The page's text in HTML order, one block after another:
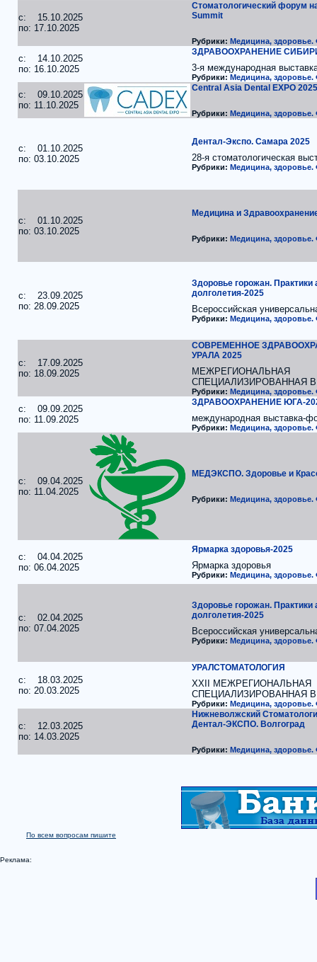
c: 15.10.2025
по: 17.10.2025
Стоматологический форум
Summit
Рубрики: Медицина, здоровье.
c: 14.10.2025
по: 16.10.2025
ЗДРАВООХРАНЕНИЕ
3-я международная
Рубрики: Медицина, здоровье.
c: 09.10.2025
по: 11.10.2025
Central Asia Dental EXPO 2025
Рубрики: Медицина, здоровье.
c: 01.10.2025
по: 03.10.2025
Дентал-Экспо. Самара 2025
28-я стоматологическая
Рубрики: Медицина, здоровье.
c: 01.10.2025
по: 03.10.2025
Медицина и
Рубрики: Медицина, здоровье.
c: 23.09.2025
по: 28.09.2025
Здоровье горожан. Практики
долголетия-2025
Всероссийская
Рубрики: Медицина, здоровье.
c: 17.09.2025
по: 18.09.2025
СОВРЕМЕННОЕ
УРАЛА 2025
МЕЖРЕГИОНАЛЬНАЯ
СПЕЦИАЛИЗИРОВАННАЯ
Рубрики: Медицина, здоровье.
c: 09.09.2025
по: 11.09.2025
ЗДРАВООХРАНЕНИЕ ЮГА-
международная выставка-
Рубрики: Медицина, здоровье.
c: 09.04.2025
по: 11.04.2025
МЕДЭКСПО. Здоровье и
Рубрики: Медицина, здоровье.
c: 04.04.2025
по: 06.04.2025
Ярмарка здоровья-2025
Ярмарка здоровья
Рубрики: Медицина, здоровье.
c: 02.04.2025
по: 07.04.2025
Здоровье горожан. Практики
долголетия-2025
Всероссийская
Рубрики: Медицина, здоровье.
c: 18.03.2025
по: 20.03.2025
УРАЛСТОМАТОЛОГИЯ
XХII МЕЖРЕГИОНАЛЬНАЯ
СПЕЦИАЛИЗИРОВАННАЯ
Рубрики: Медицина, здоровье.
c: 12.03.2025
по: 14.03.2025
Нижневолжский
Дентал-ЭКСПО. Волгоград
Рубрики: Медицина, здоровье.
По всем вопросам пишите
Реклама: